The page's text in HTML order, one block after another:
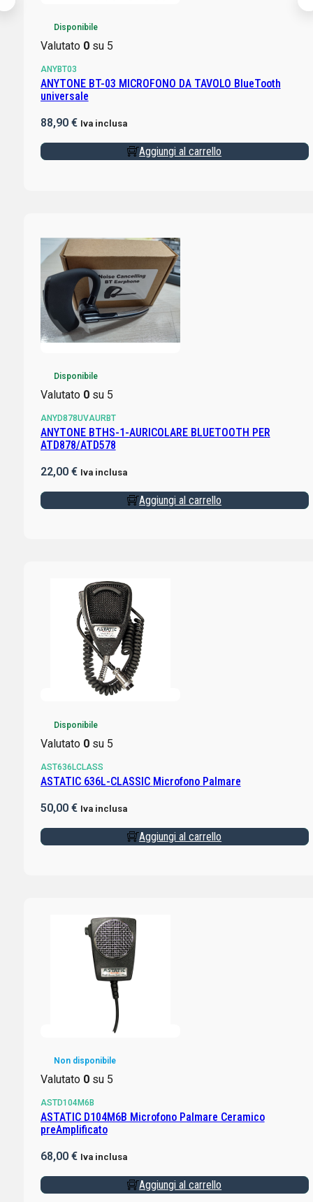
Disponibile
Valutato 0su 5
ANYBT03
ANYTONE BT-03 MICROFONO DA TAVOLO BlueTooth
universale
88,90 € Iva inclusa
Aggiungi al carrello
Disponibile
Valutato 0su 5
ANYD878UVAURBT
ANYTONE BTHS-1-AURICOLARE BLUETOOTH PER
ATD878/ATD578
22,00 € Iva inclusa
Aggiungi al carrello
Disponibile
Valutato 0su 5
AST636LCLASS
ASTATIC 636L-CLASSIC Microfono Palmare
50,00 € Iva inclusa
Aggiungi al carrello
Non disponibile
Valutato 0su 5
ASTD104M6B
ASTATIC D104M6B Microfono Palmare Ceramico
preAmplificato
68,00 € Iva inclusa
Aggiungi al carrello